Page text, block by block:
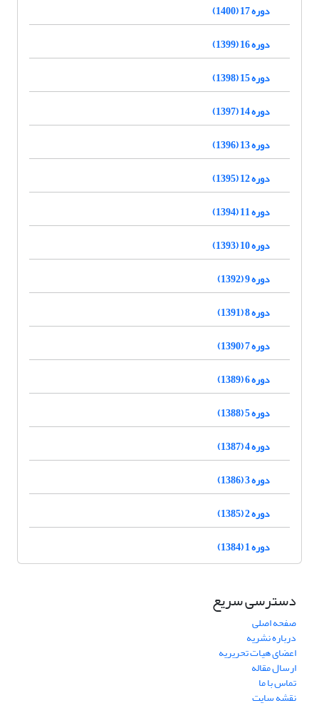
دوره 17 (1400)
دوره 16 (1399)
دوره 15 (1398)
دوره 14 (1397)
دوره 13 (1396)
دوره 12 (1395)
دوره 11 (1394)
دوره 10 (1393)
دوره 9 (1392)
دوره 8 (1391)
دوره 7 (1390)
دوره 6 (1389)
دوره 5 (1388)
دوره 4 (1387)
دوره 3 (1386)
دوره 2 (1385)
دوره 1 (1384)
دسترسی سریع
صفحه اصلی
درباره نشریه
اعضای هیات تحریریه
ارسال مقاله
تماس با ما
نقشه سایت